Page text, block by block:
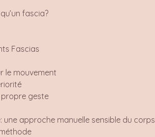
fascia?
Fascias
le mouvement
geste
une approche manuelle sensible du corps